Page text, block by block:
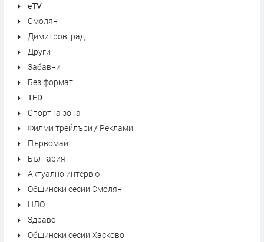
eTV
Смолян
Димитровград
Други
Забавни
Без формат
TED
Спортна зона
Филми трейлъри / Реклами
Първомай
България
Актуално интервю
Общински сесии Смолян
НЛО
Здраве
Общински сесии Хасково